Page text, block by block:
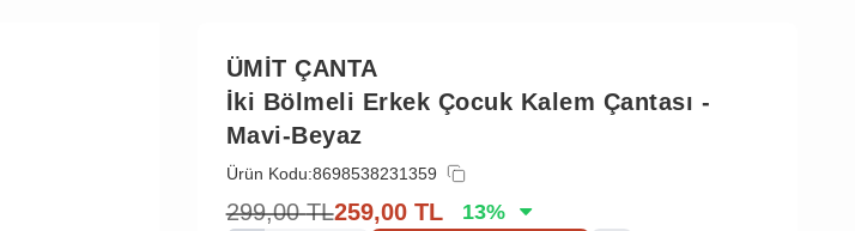
ÜMİT ÇANTA
İki Bölmeli Erkek Çocuk Kalem Çantası -
Mavi-Beyaz
Ürün Kodu:8698538231359
299,00 TL259,00 TL 13%